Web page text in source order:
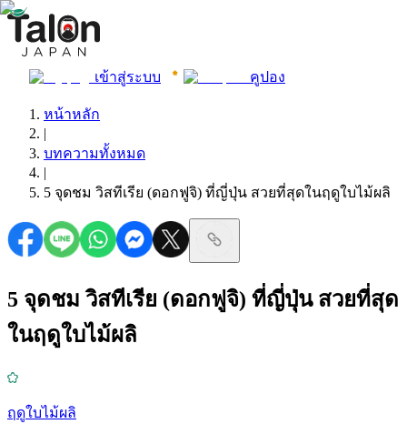
เข้าสู่ระบบ คูปอง
หน้าหลัก
|
บทความทั้งหมด
|
5 จุดชม วิสทีเรีย (ดอกฟูจิ) ที่ญี่ปุ่น สวยที่สุดในฤดูใบไม้ผลิ
5 จุดชม วิสทีเรีย (ดอกฟูจิ) ที่ญี่ปุ่น สวยที่สุด
ในฤดูใบไม้ผลิ
ฤดูใบไม้ผลิ